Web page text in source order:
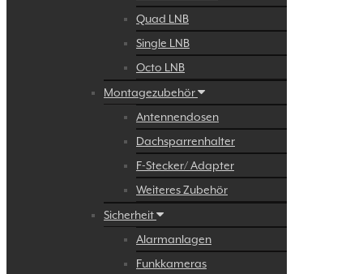
Quad LNB
Single LNB
Octo LNB
Montagezubehör
Antennendosen
Dachsparrenhalter
F-Stecker/ Adapter
Weiteres Zubehör
Sicherheit
Alarmanlagen
Funkkameras